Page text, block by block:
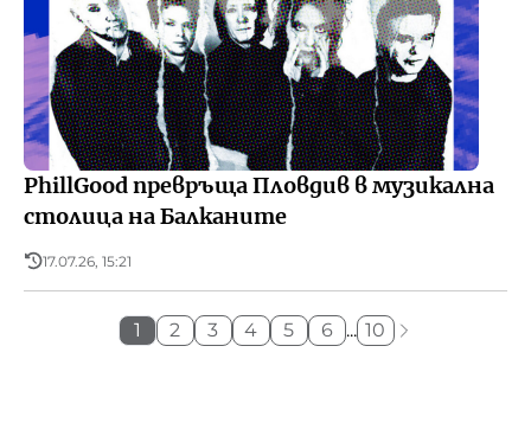
PhillGood превръща Пловдив в музикална
столица на Балканите
17.07.26, 15:21
1 2 3 4 5 6 ... 10